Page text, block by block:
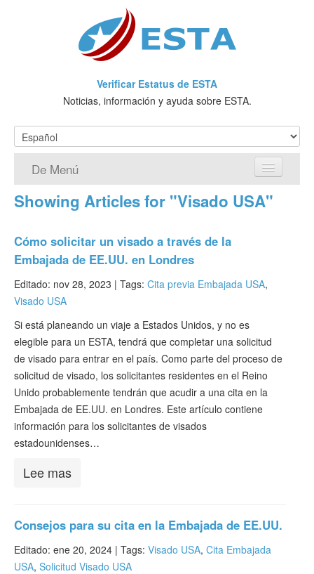
Verificar Estatus de ESTA
Noticias, información y ayuda sobre ESTA.
De Menú
Página de inicio
¿Qué es ESTA?
VWP
Verificar ESTA
ESTA Información
Contacto
Showing Articles for "Visado USA"
Cómo solicitar un visado a través de la
Embajada de EE.UU. en Londres
Editado: nov 28, 2023 | Tags: Cita previa Embajada USA,
Visado USA
Si está planeando un viaje a Estados Unidos, y no es
elegible para un ESTA, tendrá que completar una solicitud
de visado para entrar en el país. Como parte del proceso de
solicitud de visado, los solicitantes residentes en el Reino
Unido probablemente tendrán que acudir a una cita en la
Embajada de EE.UU. en Londres. Este artículo contiene
información para los solicitantes de visados
estadounidenses…
Lee mas
Consejos para su cita en la Embajada de EE.UU.
Editado: ene 20, 2024 | Tags: Visado USA, Cita Embajada
USA, Solicitud Visado USA